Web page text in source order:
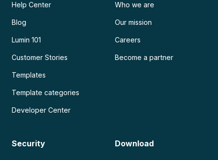
Help Center
Blog
Lumin 101
Customer Stories
Templates
Template categories
Developer Center
Who we are
Our mission
Careers
Become a partner
Security Download